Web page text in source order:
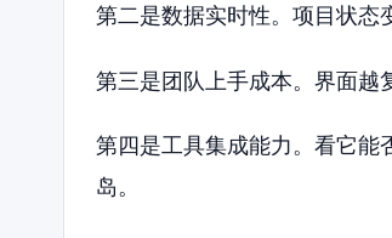
第二是数据实时性。项目状态
第三是团队上手成本。界面越
第四是工具集成能力。看它能
岛。